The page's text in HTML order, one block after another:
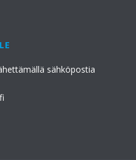
sähköpostia